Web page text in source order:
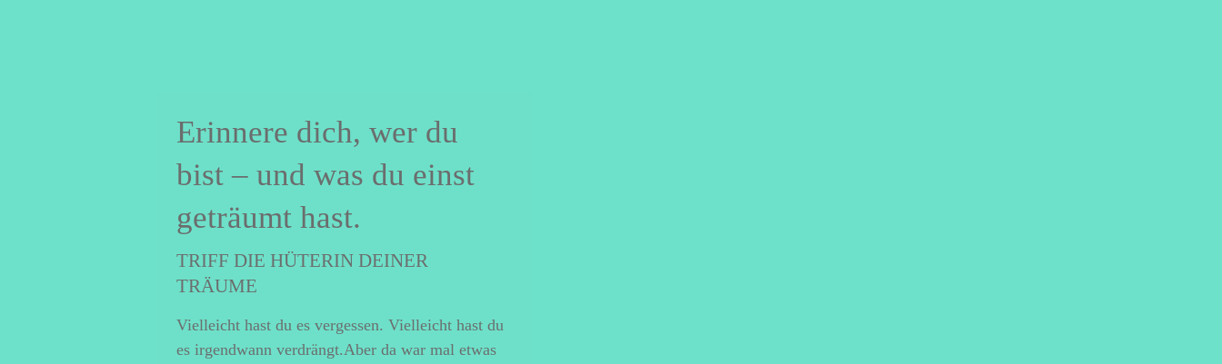
Erinnere dich, wer du
bist – und was du einst
geträumt hast.
TRIFF DIE HÜTERIN DEINER
TRÄUME
Vielleicht hast du es vergessen. Vielleicht hast du
es irgendwann verdrängt.Aber da war mal etwas